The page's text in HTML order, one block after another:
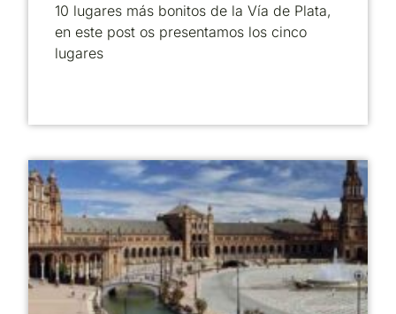
10 lugares más bonitos de la Vía de Plata,
en este post os presentamos los cinco
lugares